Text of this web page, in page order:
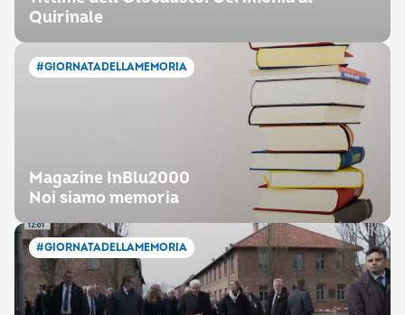
Quirinale
#GIORNATADELLAMEMORIA
Magazine InBlu2000
Noi siamo memoria
#GIORNATADELLAMEMORIA